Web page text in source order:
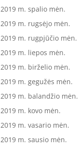
2019 m. spalio mėn.
2019 m. rugsėjo mėn.
2019 m. rugpjūčio mėn.
2019 m. liepos mėn.
2019 m. birželio mėn.
2019 m. gegužės mėn.
2019 m. balandžio mėn.
2019 m. kovo mėn.
2019 m. vasario mėn.
2019 m. sausio mėn.